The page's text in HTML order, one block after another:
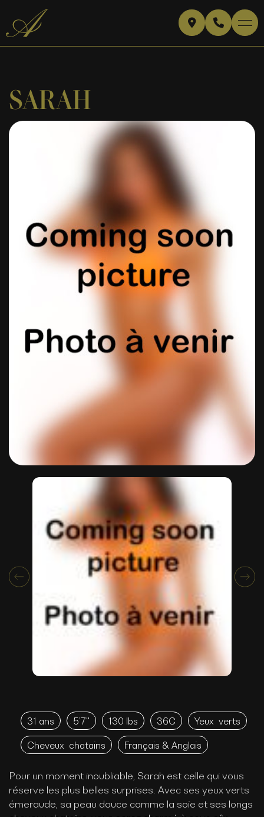
SARAH
31 ans 5’7'' 130 lbs 36C Yeux verts
Cheveux chatains Français & Anglais
Pour un moment inoubliable, Sarah est celle qui vous
réserve les plus belles surprises. Avec ses yeux verts
émeraude, sa peau douce comme la soie et ses longs